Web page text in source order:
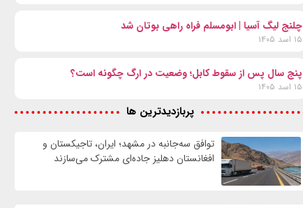
چلنج لیگ آسیا | ابومسلم فراه راهی بوتان شد
۱۵ اسد ۱۴۰۵
پنج سال پس از سقوط کابل؛ وضعیت در ارگ چگونه است؟
۱۵ اسد ۱۴۰۵
پربازدیدترین ها
توافق سه‌جانبه در مشهد؛ ایران، تاجیکستان و
افغانستان دهلیز جاده‌ای مشترک می‌سازند